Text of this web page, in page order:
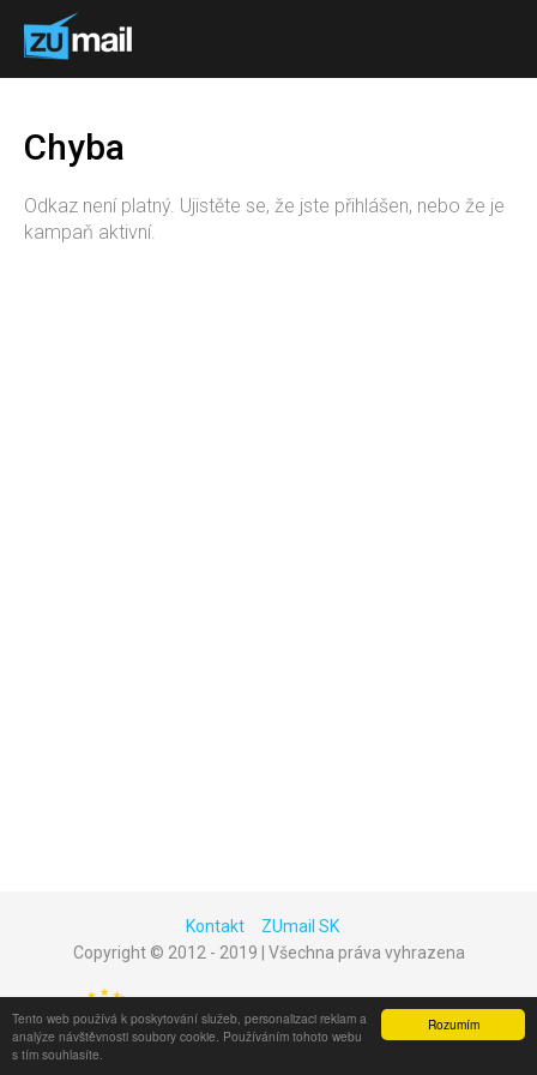
Rozumím
Tento web používá k poskytování služeb, personalizaci reklam a
analýze návštěvnosti soubory cookie. Používáním tohoto webu
s tím souhlasíte.
Chyba
Odkaz není platný. Ujistěte se, že jste přihlášen, nebo že je
kampaň aktivní.
Kontakt
ZUmail SK
Copyright © 2012 - 2019 | Všechna práva vyhrazena